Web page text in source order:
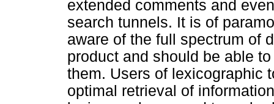
extended comments and
search tunnels. It is of
aware of the full spectrum of
product and should be able
them. Users of lexicographic
optimal retrieval of